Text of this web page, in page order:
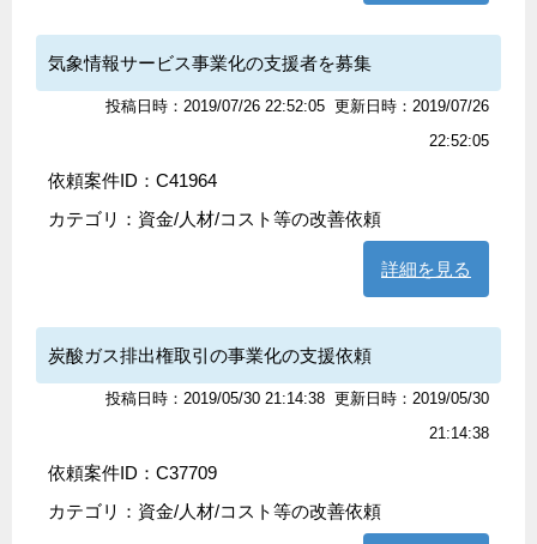
気象情報サービス事業化の支援者を募集
投稿日時：2019/07/26 22:52:05 更新日時：2019/07/26
22:52:05
依頼案件ID：C41964
カテゴリ： 資金/人材/コスト等の改善依頼
詳細を見る
炭酸ガス排出権取引の事業化の支援依頼
投稿日時：2019/05/30 21:14:38 更新日時：2019/05/30
21:14:38
依頼案件ID：C37709
カテゴリ： 資金/人材/コスト等の改善依頼